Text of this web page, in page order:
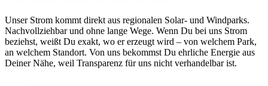
Unser Strom kommt direkt aus regionalen Solar- und Windparks.
Nachvollziehbar und ohne lange Wege. Wenn Du bei uns Strom
beziehst, weißt Du exakt, wo er erzeugt wird – von welchem Park,
an welchem Standort. Von uns bekommst Du ehrliche Energie aus
Deiner Nähe, weil Transparenz für uns nicht verhandelbar ist.